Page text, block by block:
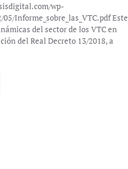
wp-
Informe_sobre_las_VTC.pdf Este
del sector de los VTC en
del Real Decreto 13/2018, a